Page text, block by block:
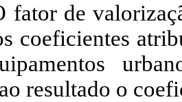
fator de
coeficientes
resultado o